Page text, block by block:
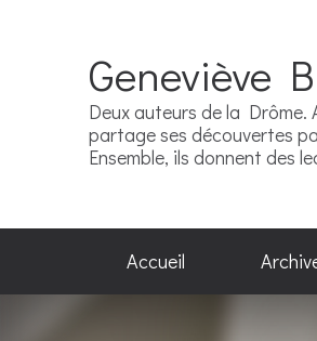
Geneviève
Deux auteurs de la
partage ses découvertes
Ensemble, ils donnent des
Accueil